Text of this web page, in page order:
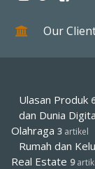
Our
Ulasan Produk
dan Dunia
Olahraga 3 artikel
Rumah dan
Real Estate 9